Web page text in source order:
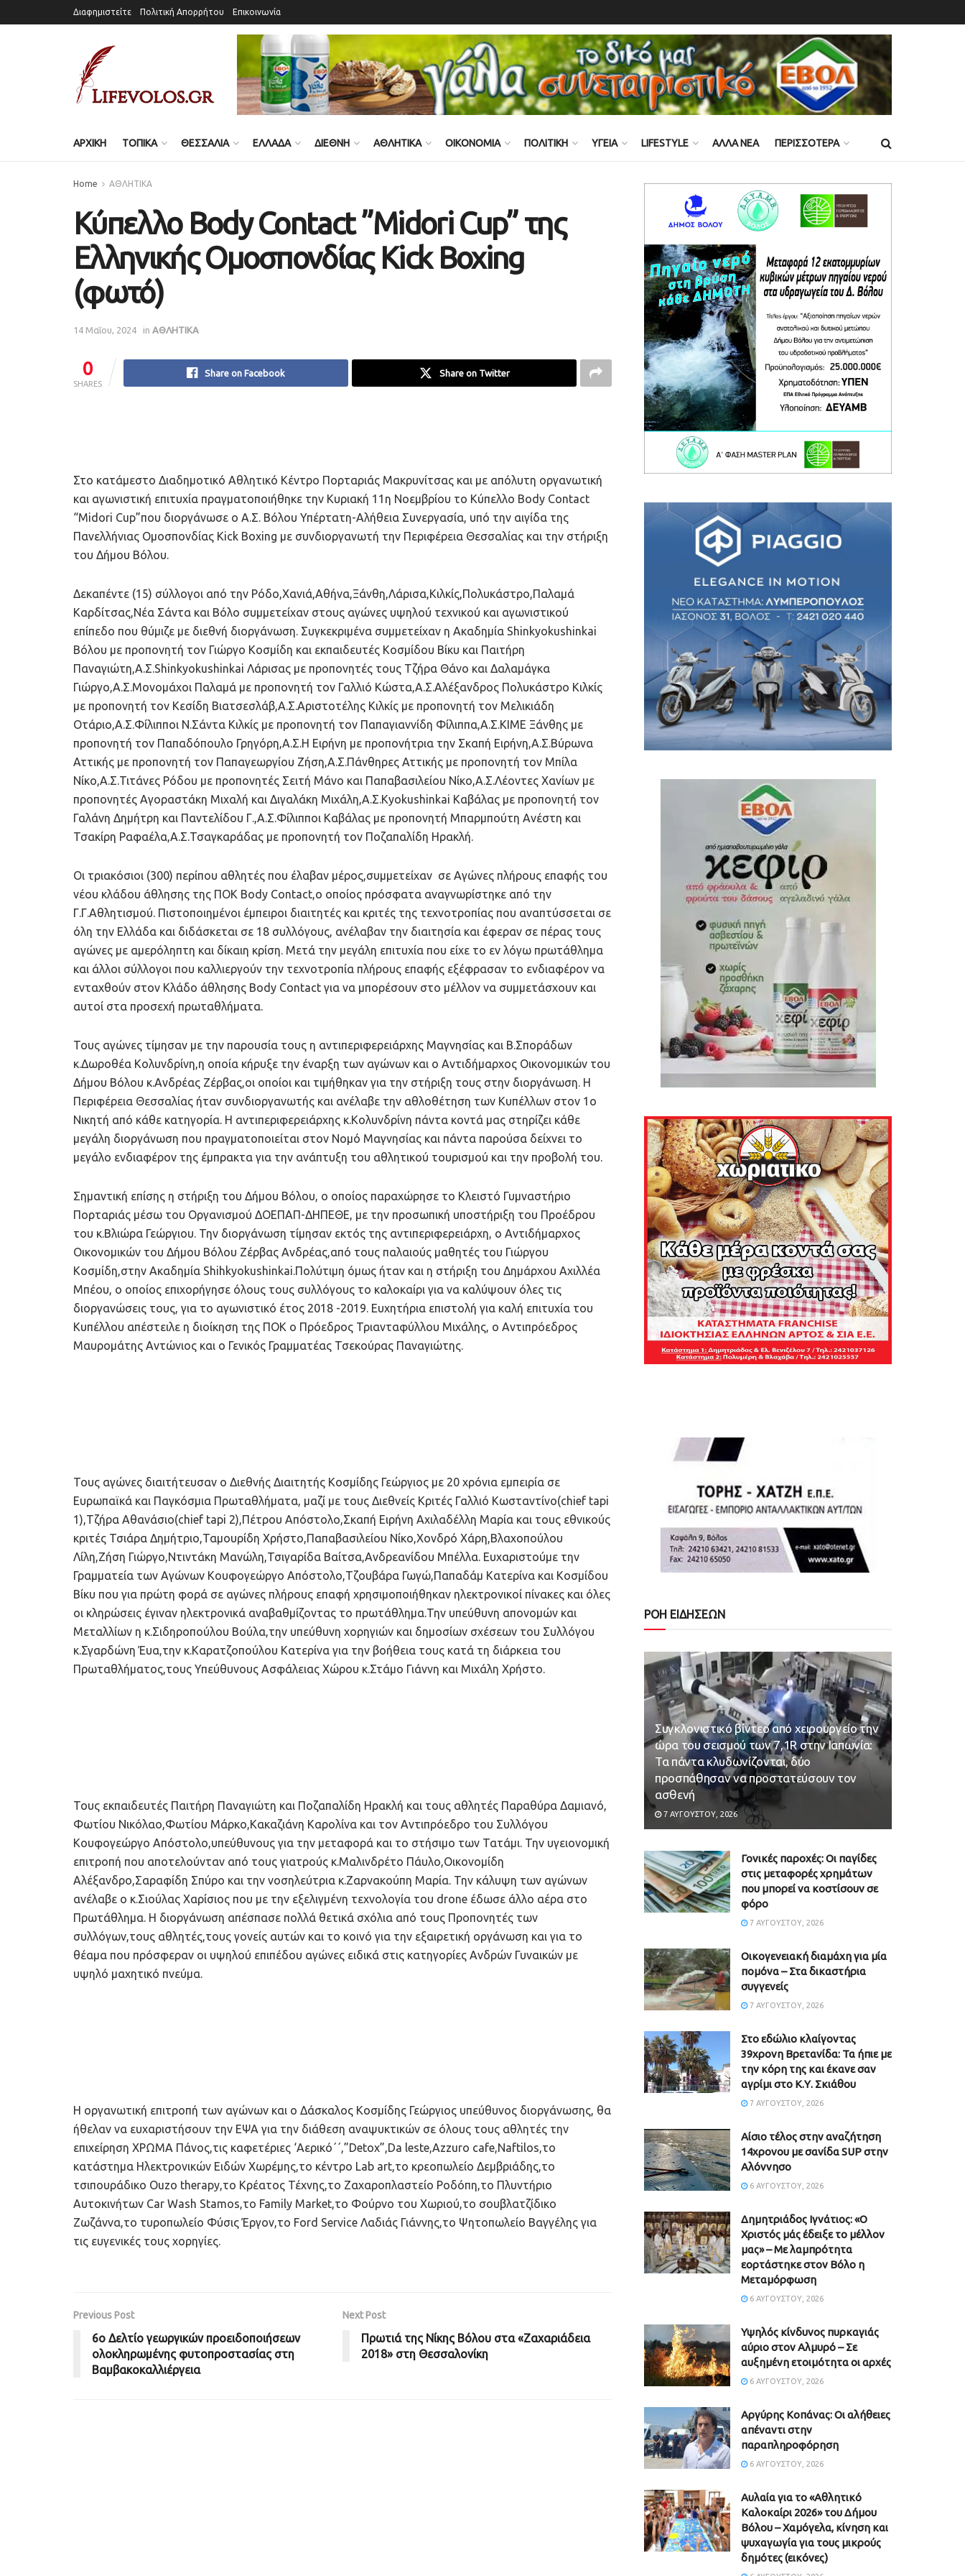
Διαφημιστείτε Πολιτική Απορρήτου Επικοινωνία
ΑΡΧΙΚΗ ΤΟΠΙΚΑ ΘΕΣΣΑΛΙΑ ΕΛΛΑΔΑ ΔΙΕΘΝΗ ΑΘΛΗΤΙΚΑ ΟΙΚΟΝΟΜΙΑ ΠΟΛΙΤΙΚΗ ΥΓΕΙΑ LIFESTYLE ΑΛΛΑ ΝΕΑ ΠΕΡΙΣΣΟΤΕΡΑ
Home ΑΘΛΗΤΙΚΑ
Κύπελλο Body Contact ”Midori Cup” της
Ελληνικής Ομοσπονδίας Kick Boxing
(φωτό)
14 Μαΐου, 2024 in ΑΘΛΗΤΙΚΑ
0
SHARES
Share on Facebook Share on Twitter
Στο κατάμεστο Διαδημοτικό Αθλητικό Κέντρο Πορταριάς Μακρυνίτσας και με απόλυτη οργανωτική
και αγωνιστική επιτυχία πραγματοποιήθηκε την Κυριακή 11η Νοεμβρίου το Κύπελλο Body Contact
“Midori Cup”που διοργάνωσε ο Α.Σ. Bόλου Υπέρτατη-Αλήθεια Συνεργασία, υπό την αιγίδα της
Πανελλήνιας Ομοσπονδίας Kick Boxing με συνδιοργανωτή την Περιφέρεια Θεσσαλίας και την στήριξη
του Δήμου Βόλου.
Δεκαπέντε (15) σύλλογοι από την Ρόδο,Χανιά,Αθήνα,Ξάνθη,Λάρισα,Κιλκίς,Πολυκάστρο,Παλαμά
Καρδίτσας,Νέα Σάντα και Βόλο συμμετείχαν στους αγώνες υψηλού τεχνικού και αγωνιστικού
επίπεδο που θύμιζε με διεθνή διοργάνωση. Συγκεκριμένα συμμετείχαν η Ακαδημία Shinkyokushinkai
Βόλου με προπονητή τον Γιώργο Κοσμίδη και εκπαιδευτές Κοσμίδου Βίκυ και Παιτήρη
Παναγιώτη,Α.Σ.Shinkyokushinkai Λάρισας με προπονητές τους Τζήρα Θάνο και Δαλαμάγκα
Γιώργο,Α.Σ.Μονομάχοι Παλαμά με προπονητή τον Γαλλιό Κώστα,Α.Σ.Αλέξανδρος Πολυκάστρο Κιλκίς
με προπονητή τον Κεσίδη Βιατσεσλάβ,Α.Σ.Αριστοτέλης Κιλκίς με προπονητή τον Μελικιάδη
Οτάριο,Α.Σ.Φίλιπποι Ν.Σάντα Κιλκίς με προπονητή τον Παπαγιαννίδη Φίλιππα,Α.Σ.ΚΙΜΕ Ξάνθης με
προπονητή τον Παπαδόπουλο Γρηγόρη,Α.Σ.Η Ειρήνη με προπονήτρια την Σκαπή Ειρήνη,Α.Σ.Βύρωνα
Αττικής με προπονητή τον Παπαγεωργίου Ζήση,Α.Σ.Πάνθηρες Αττικής με προπονητή τον Μπίλα
Νίκο,Α.Σ.Τιτάνες Ρόδου με προπονητές Σειτή Μάνο και Παπαβασιλείου Νίκο,Α.Σ.Λέοντες Χανίων με
προπονητές Αγοραστάκη Μιχαλή και Διγαλάκη Μιχάλη,Α.Σ.Κyokushinkai Καβάλας με προπονητή τον
Γαλάνη Δημήτρη και Παντελίδου Γ.,Α.Σ.Φίλιπποι Καβάλας με προπονητή Μπαρμπούτη Ανέστη και
Τσακίρη Ραφαέλα,Α.Σ.Τσαγκαράδας με προπονητή τον Ποζαπαλίδη Ηρακλή.
Οι τριακόσιοι (300) περίπου αθλητές που έλαβαν μέρος,συμμετείχαν σε Αγώνες πλήρους επαφής του
νέου κλάδου άθλησης της ΠΟΚ Body Contact,ο οποίος πρόσφατα αναγνωρίστηκε από την
Γ.Γ.Αθλητισμού. Πιστοποιημένοι έμπειροι διαιτητές και κριτές της τεχνοτροπίας που αναπτύσσεται σε
όλη την Ελλάδα και διδάσκεται σε 18 συλλόγους, ανέλαβαν την διαιτησία και έφεραν σε πέρας τους
αγώνες με αμερόληπτη και δίκαιη κρίση. Μετά την μεγάλη επιτυχία που είχε το εν λόγω πρωτάθλημα
και άλλοι σύλλογοι που καλλιεργούν την τεχνοτροπία πλήρους επαφής εξέφρασαν το ενδιαφέρον να
ενταχθούν στον Κλάδο άθλησης Body Contact για να μπορέσουν στο μέλλον να συμμετάσχουν και
αυτοί στα προσεχή πρωταθλήματα.
Τους αγώνες τίμησαν με την παρουσία τους η αντιπεριφερειάρχης Μαγνησίας και Β.Σποράδων
κ.Δωροθέα Κολυνδρίνη,η οποία κήρυξε την έναρξη των αγώνων και ο Αντιδήμαρχος Οικονομικών του
Δήμου Βόλου κ.Ανδρέας Ζέρβας,οι οποίοι και τιμήθηκαν για την στήριξη τους στην διοργάνωση. Η
Περιφέρεια Θεσσαλίας ήταν συνδιοργανωτής και ανέλαβε την αθλοθέτηση των Κυπέλλων στον 1ο
Νικητή από κάθε κατηγορία. Η αντιπεριφερειάρχης κ.Κολυνδρίνη πάντα κοντά μας στηρίζει κάθε
μεγάλη διοργάνωση που πραγματοποιείται στον Νομό Μαγνησίας και πάντα παρούσα δείχνει το
μεγάλο ενδιαφέρον της έμπρακτα για την ανάπτυξη του αθλητικού τουρισμού και την προβολή του.
Σημαντική επίσης η στήριξη του Δήμου Βόλου, ο οποίος παραχώρησε το Κλειστό Γυμναστήριο
Πορταριάς μέσω του Οργανισμού ΔΟΕΠΑΠ-ΔΗΠΕΘΕ, με την προσωπική υποστήριξη του Προέδρου
του κ.Βλιώρα Γεώργιου. Την διοργάνωση τίμησαν εκτός της αντιπεριφερειάρχη, ο Αντιδήμαρχος
Οικονομικών του Δήμου Βόλου Ζέρβας Ανδρέας,από τους παλαιούς μαθητές του Γιώργου
Κοσμίδη,στην Ακαδημία Shihkyokushinkai.Πολύτιμη όμως ήταν και η στήριξη του Δημάρχου Αχιλλέα
Μπέου, ο οποίος επιχορήγησε όλους τους συλλόγους το καλοκαίρι για να καλύψουν όλες τις
διοργανώσεις τους, για το αγωνιστικό έτος 2018 -2019. Ευχητήρια επιστολή για καλή επιτυχία του
Κυπέλλου απέστειλε η διοίκηση της ΠΟΚ ο Πρόεδρος Τριανταφύλλου Μιχάλης, ο Αντιπρόεδρος
Μαυρομάτης Αντώνιος και ο Γενικός Γραμματέας Τσεκούρας Παναγιώτης.
Τους αγώνες διαιτήτευσαν ο Διεθνής Διαιτητής Κοσμίδης Γεώργιος με 20 χρόνια εμπειρία σε
Ευρωπαϊκά και Παγκόσμια Πρωταθλήματα, μαζί με τους Διεθνείς Κριτές Γαλλιό Κωσταντίνο(chief tapi
1),Τζήρα Αθανάσιο(chief tapi 2),Πέτρου Απόστολο,Σκαπή Ειρήνη Αχιλαδέλλη Μαρία και τους εθνικούς
κριτές Τσιάρα Δημήτριο,Ταμουρίδη Χρήστο,Παπαβασιλείου Νίκο,Χονδρό Χάρη,Βλαχοπούλου
Λίλη,Ζήση Γιώργο,Ντιντάκη Μανώλη,Τσιγαρίδα Βαίτσα,Ανδρεανίδου Μπέλλα. Ευχαριστούμε την
Γραμματεία των Αγώνων Κουφογεώργο Απόστολο,Τζουβάρα Γωγώ,Παπαδάμ Κατερίνα και Κοσμίδου
Βίκυ που για πρώτη φορά σε αγώνες πλήρους επαφή χρησιμοποιήθηκαν ηλεκτρονικοί πίνακες και όλες
οι κληρώσεις έγιναν ηλεκτρονικά αναβαθμίζοντας το πρωτάθλημα.Την υπεύθυνη απονομών και
Μεταλλίων η κ.Σιδηροπούλου Βούλα,την υπεύθυνη χορηγιών και δημοσίων σχέσεων του Συλλόγου
κ.Σγαρδώνη Έυα,την κ.Καρατζοπούλου Κατερίνα για την βοήθεια τους κατά τη διάρκεια του
Πρωταθλήματος,τους Υπεύθυνους Ασφάλειας Χώρου κ.Στάμο Γιάννη και Μιχάλη Χρήστο.
Τους εκπαιδευτές Παιτήρη Παναγιώτη και Ποζαπαλίδη Ηρακλή και τους αθλητές Παραθύρα Δαμιανό,
Φωτίου Νικόλαο,Φωτίου Μάρκο,Kακαζιάνη Καρολίνα και τον Αντιπρόεδρο του Συλλόγου
Κουφογεώργο Απόστολο,υπεύθυνους για την μεταφορά και το στήσιμο των Τατάμι. Την υγειονομική
επιτροπή που αποτελούνταν από τους γιατρούς κ.Μαλινδρέτο Πάυλο,Οικονομίδη
Αλέξανδρο,Σαραφίδη Σπύρο και την νοσηλεύτρια κ.Ζαρνακούπη Μαρία. Την κάλυψη των αγώνων
ανέλαβε ο κ.Σιούλας Χαρίσιος που με την εξελιγμένη τεχνολογία του drone έδωσε άλλο αέρα στο
Πρωτάθλημα. Η διοργάνωση απέσπασε πολλά θετικά σχόλια από τους Προπονητές των
συλλόγων,τους αθλητές,τους γονείς αυτών και το κοινό για την εξαιρετική οργάνωση και για το
θέαμα που πρόσφεραν οι υψηλού επιπέδου αγώνες ειδικά στις κατηγορίες Ανδρών Γυναικών με
υψηλό μαχητικό πνεύμα.
Η οργανωτική επιτροπή των αγώνων και ο Δάσκαλος Κοσμίδης Γεώργιος υπεύθυνος διοργάνωσης, θα
ήθελαν να ευχαριστήσουν την ΕΨΑ για την διάθεση αναψυκτικών σε όλους τους αθλητές την
επιχείρηση ΧΡΩΜΑ Πάνος,τις καφετέριες ‘Αερικό΄΄,”Detox”,Da leste,Azzuro cafe,Naftilos,το
κατάστημα Ηλεκτρονικών Ειδών Χωρέμης,το κέντρο Lab art,το κρεοπωλείο Δεμβριάδης,το
τσιπουράδικο Ouzo therapy,το Kρέατος Τέχνης,το Ζαχαροπλαστείο Ροδόπη,το Πλυντήριο
Αυτοκινήτων Car Wash Stamos,το Family Market,το Φούρνο του Χωριού,το σουβλατζίδικο
Ζωζάννα,το τυροπωλείο Φύσις Έργον,το Ford Service Λαδιάς Γιάννης,το Ψητοπωλείο Βαγγέλης για
τις ευγενικές τους χορηγίες.
Previous Post
6ο Δελτίο γεωργικών προειδοποιήσεων
ολοκληρωμένης φυτοπροστασίας στη
Βαμβακοκαλλιέργεια
Next Post
Πρωτιά της Νίκης Βόλου στα «Ζαχαριάδεια
2018» στη Θεσσαλονίκη
ΡΟΗ ΕΙΔΗΣΕΩΝ
Συγκλονιστικό βίντεο από χειρουργείο την
ώρα του σεισμού των 7,1R στην Ιαπωνία:
Τα πάντα κλυδωνίζονται, δύο
προσπάθησαν να προστατεύσουν τον
ασθενή
7 ΑΥΓΟΎΣΤΟΥ, 2026
Γονικές παροχές: Οι παγίδες
στις μεταφορές χρημάτων
που μπορεί να κοστίσουν σε
φόρο
7 ΑΥΓΟΎΣΤΟΥ, 2026
Οικογενειακή διαμάχη για μία
πομόνα – Στα δικαστήρια
συγγενείς
7 ΑΥΓΟΎΣΤΟΥ, 2026
Στο εδώλιο κλαίγοντας
39χρονη Βρετανίδα: Τα ήπιε με
την κόρη της και έκανε σαν
αγρίμι στο Κ.Υ. Σκιάθου
7 ΑΥΓΟΎΣΤΟΥ, 2026
Αίσιο τέλος στην αναζήτηση
14χρονου με σανίδα SUP στην
Αλόννησο
6 ΑΥΓΟΎΣΤΟΥ, 2026
Δημητριάδος Ιγνάτιος: «Ο
Χριστός μάς έδειξε το μέλλον
μας» – Με λαμπρότητα
εορτάστηκε στον Βόλο η
Μεταμόρφωση
6 ΑΥΓΟΎΣΤΟΥ, 2026
Υψηλός κίνδυνος πυρκαγιάς
αύριο στον Αλμυρό – Σε
αυξημένη ετοιμότητα οι αρχές
6 ΑΥΓΟΎΣΤΟΥ, 2026
Aργύρης Κοπάνας: Οι αλήθειες
απέναντι στην
παραπληροφόρηση
6 ΑΥΓΟΎΣΤΟΥ, 2026
Αυλαία για το «Αθλητικό
Καλοκαίρι 2026» του Δήμου
Βόλου – Χαμόγελα, κίνηση και
ψυχαγωγία για τους μικρούς
δημότες (εικόνες)